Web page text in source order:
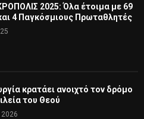
2025: Όλα έτοιμα με 69
4 Παγκόσμιους Πρωταθλητές
κρατάει ανοιχτό τον δρόμο
του Θεού